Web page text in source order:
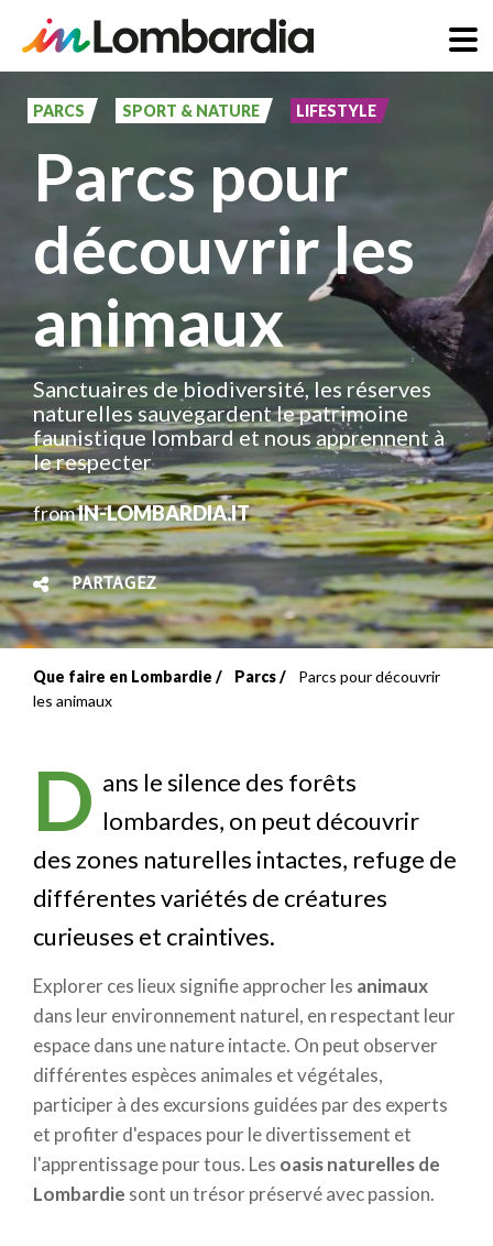
principal
PARCS SPORT & NATURE LIFESTYLE
Parcs pour
découvrir les
animaux
Sanctuaires de biodiversité, les réserves
naturelles sauvegardent le patrimoine
faunistique lombard et nous apprennent à
le respecter
fromIN-LOMBARDIA.IT
PARTAGEZ
Fil
Que faire en Lombardie Parcs
Parcs pour découvrir
les animaux
D ans le silence des forêts
lombardes, on peut découvrir
des zones naturelles intactes, refuge de
différentes variétés de créatures
curieuses et craintives.
Explorer ces lieux signifie approcher les animaux
dans leur environnement naturel, en respectant leur
espace dans une nature intacte. On peut observer
différentes espèces animales et végétales,
participer à des excursions guidées par des experts
et profiter d'espaces pour le divertissement et
l'apprentissage pour tous. Les oasis naturelles de
Lombardie sont un trésor préservé avec passion.